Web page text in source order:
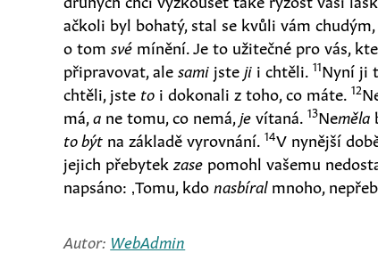
ačkoli byl bohatý, stal se kvůli vám
o tom své mínění. Je to užitečné pro vás,
připravovat, ale sami jste ji i chtěli.11Nyní ji
chtěli, jste to i dokonali z toho, co máte.12
má,a ne tomu, co nemá, jevítaná.13Neměla
to být na základě vyrovnání.14V nynější
jejich přebytek zase pomohl vašemu
napsáno: ‚Tomu, kdo nasbíralmnoho,
Autor: WebAdmin